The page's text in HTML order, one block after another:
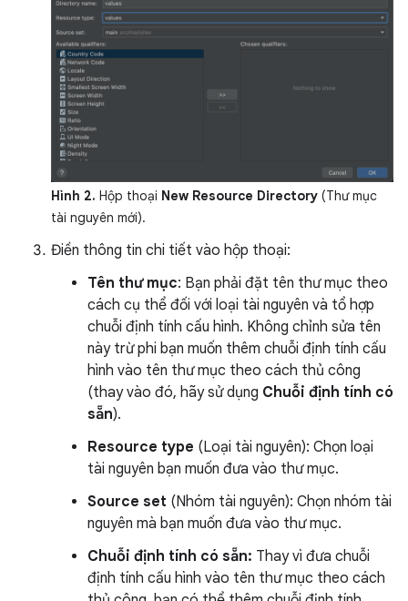
Hình 2. Hộp thoại New Resource Directory (Thư mục
tài nguyên mới).
Điền thông tin chi tiết vào hộp thoại:
Tên thư mục: Bạn phải đặt tên thư mục theo
cách cụ thể đối với loại tài nguyên và tổ hợp
chuỗi định tính cấu hình. Không chỉnh sửa tên
này trừ phi bạn muốn thêm chuỗi định tính cấu
hình vào tên thư mục theo cách thủ công
(thay vào đó, hãy sử dụng Chuỗi định tính có
sẵn).
Resource type (Loại tài nguyên): Chọn loại
tài nguyên bạn muốn đưa vào thư mục.
Source set (Nhóm tài nguyên): Chọn nhóm tài
nguyên mà bạn muốn đưa vào thư mục.
Chuỗi định tính có sẵn: Thay vì đưa chuỗi
định tính cấu hình vào tên thư mục theo cách